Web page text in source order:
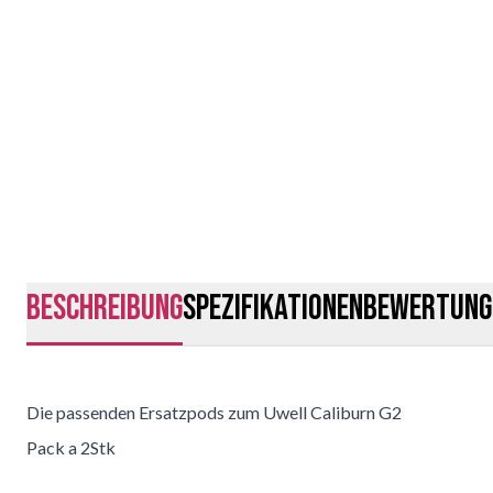
BeschreibungSpezifikationen
Die passenden Ersatzpods zum Uwell Caliburn G2
Pack a 2Stk